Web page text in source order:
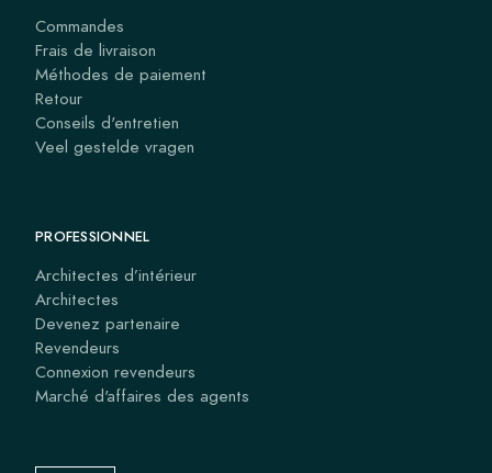
Commandes
Frais de livraison
Méthodes de paiement
Retour
Conseils d'entretien
Veel gestelde vragen
PROFESSIONNEL
Architectes d’intérieur
Architectes
Devenez partenaire
Revendeurs
Connexion revendeurs
Marché d'affaires des agents